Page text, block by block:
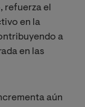
refuerza el
en la
a
en las
aún